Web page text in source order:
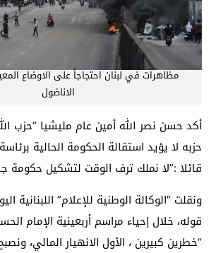
مظاهرات في لبنان احتجاجاً على الاوضاع
الاناضول
أكد حسن نصر الله أمين عام مليشيا “حزب
حزبه لا يؤيد استقالة الحكومة الحالية
قائلا :”لا نملك ترف الوقت لتشكيل حكومة
ونقلت “الوكالة الوطنية للإعلام” اللبنانية
قوله، خلال إحياء مراسم أربعينية الإمام
“خطرين كبيرين ، الأول الانهيار المالي،